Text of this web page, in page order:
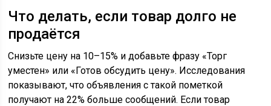
Что делать, если товар долго не
продаётся
Снизьте цену на 10–15% и добавьте фразу «Торг
уместен» или «Готов обсудить цену». Исследования
показывают, что объявления с такой пометкой
получают на 22% больше сообщений. Если товар